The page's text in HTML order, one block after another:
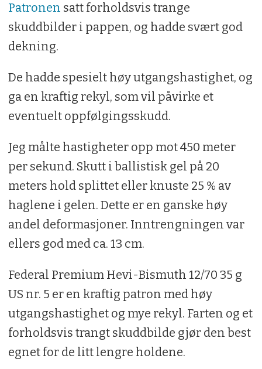
Patronen satt forholdsvis trange
skuddbilder i pappen, og hadde svært god
dekning.
De hadde spesielt høy utgangshastighet, og
ga en kraftig rekyl, som vil påvirke et
eventuelt oppfølgingsskudd.
Jeg målte hastigheter opp mot 450 meter
per sekund. Skutt i ballistisk gel på 20
meters hold splittet eller knuste 25 % av
haglene i gelen. Dette er en ganske høy
andel deformasjoner. Inntrengningen var
ellers god med ca. 13 cm.
Federal Premium Hevi-Bismuth 12/70 35 g
US nr. 5 er en kraftig patron med høy
utgangshastighet og mye rekyl. Farten og et
forholdsvis trangt skuddbilde gjør den best
egnet for de litt lengre holdene.